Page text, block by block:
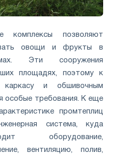
комплексы позволяют
овощи и фрукты в
Эти сооружения
площадях, поэтому к
каркасу и обшивочным
особые требования. К еще
промтеплиц
система, куда
оборудование,
вентиляцию, полив,